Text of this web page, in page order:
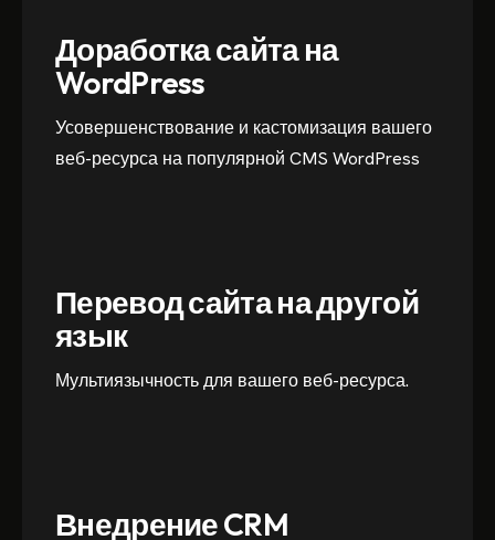
Доработка сайта на
WordPress
Усовершенствование и кастомизация вашего
веб-ресурса на популярной CMS WordPress
Перевод сайта на другой
язык
Мультиязычность для вашего веб-ресурса.
Внедрение CRM